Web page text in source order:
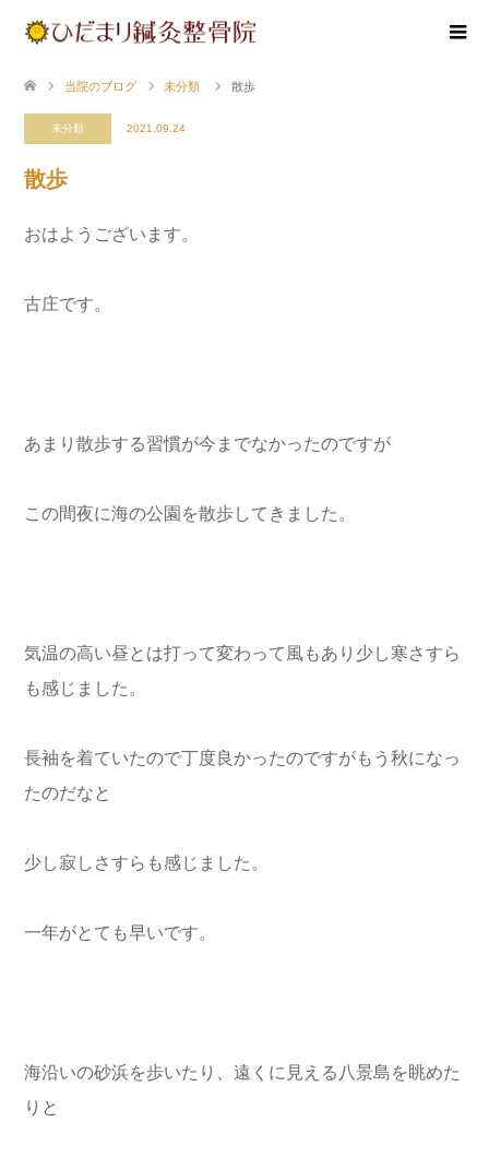
当院のブログ 未分類 散歩
未分類 2021.09.24
散歩
おはようございます。
古庄です。
あまり散歩する習慣が今までなかったのですが
この間夜に海の公園を散歩してきました。
気温の高い昼とは打って変わって風もあり少し寒さすら
も感じました。
長袖を着ていたので丁度良かったのですがもう秋になっ
たのだなと
少し寂しさすらも感じました。
一年がとても早いです。
海沿いの砂浜を歩いたり、遠くに見える八景島を眺めた
りと